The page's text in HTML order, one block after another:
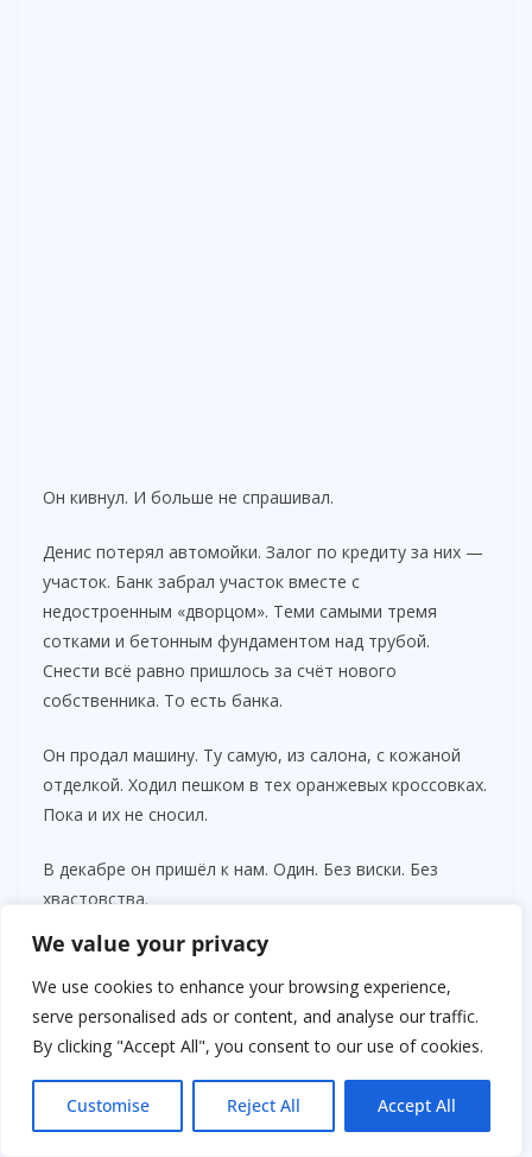
We value your privacy
We use cookies to enhance your browsing experience,
serve personalised ads or content, and analyse our traffic.
By clicking "Accept All", you consent to our use of cookies.
Customise Reject All Accept All
Он кивнул. И больше не спрашивал.
Денис потерял автомойки. Залог по кредиту за них —
участок. Банк забрал участок вместе с
недостроенным «дворцом». Теми самыми тремя
сотками и бетонным фундаментом над трубой.
Снести всё равно пришлось за счёт нового
собственника. То есть банка.
Он продал машину. Ту самую, из салона, с кожаной
отделкой. Ходил пешком в тех оранжевых кроссовках.
Пока и их не сносил.
В декабре он пришёл к нам. Один. Без виски. Без
хвастовства.
Он стоял на крыльце. Похудевший. Сгорбленный. Без
прежнего лоска.
Я принесла воды. В старой кружке Лады. Он выпил